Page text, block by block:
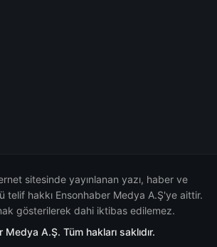
sitesinde yayınlanan yazı, haber ve
telif hakkı Ensonhaber Medya A.Ş'ye aittir.
gösterilerek dahi iktibas edilemez.
A.Ş. Tüm hakları saklıdır.